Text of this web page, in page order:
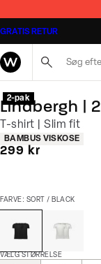
GRATIS RETUR
2-pak
Lindbergh |
T-shirt | Slim fit
Produkt egenskaber
BAMBUS VISKOSE
I alt (inkl. rabat)
299 kr
FARVE: SORT / BLACK
VÆLG STØRRELSE